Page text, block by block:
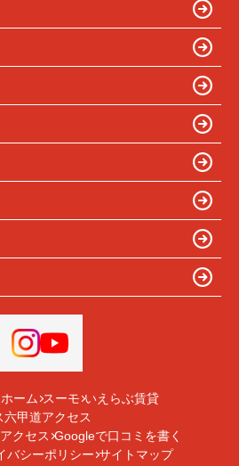
ーム スーモ いえらぶ賃貸
六甲道アクセス
クセス Googleで口コミを書く
バシーポリシー サイトマップ